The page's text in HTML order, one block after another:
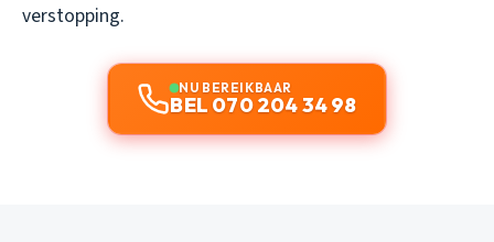
verstopping.
NU BEREIKBAAR
BEL 070 204 34 98